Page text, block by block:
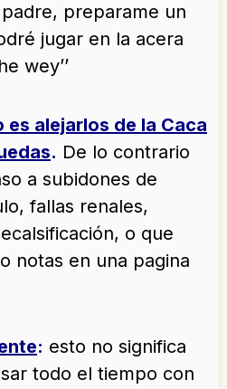
padre, preparame un
jugar en la acera
wey’’
alejarlos de la Caca
. De lo contrario
a subidones de
fallas renales,
o que
notas en una pagina
: esto no significa
todo el tiempo con